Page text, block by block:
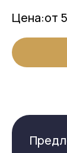
Цена:от